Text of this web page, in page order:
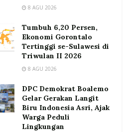
8 AGU 2026
Tumbuh 6,20 Persen,
Ekonomi Gorontalo
Tertinggi se-Sulawesi di
Triwulan II 2026
8 AGU 2026
DPC Demokrat Boalemo
Gelar Gerakan Langit
Biru Indonesia Asri, Ajak
Warga Peduli
Lingkungan